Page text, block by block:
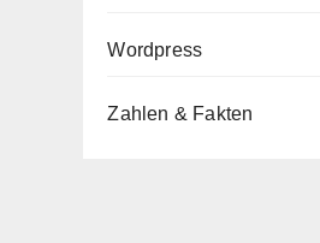
Wordpress
Zahlen & Fakten